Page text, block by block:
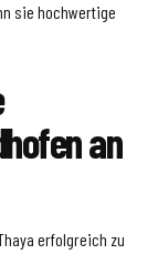
sie hochwertige
an
erfolgreich zu